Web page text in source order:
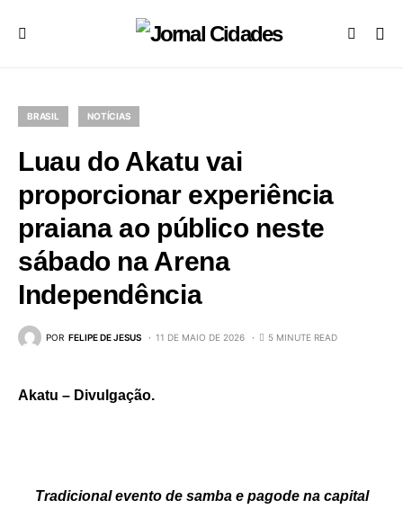
BRASIL NOTÍCIAS
Luau do Akatu vai
proporcionar experiência
praiana ao público neste
sábado na Arena
Independência
POR FELIPE DE JESUS 11 DE MAIO DE 2026 5 MINUTE READ
Akatu – Divulgação.
Tradicional evento de samba e pagode na capital